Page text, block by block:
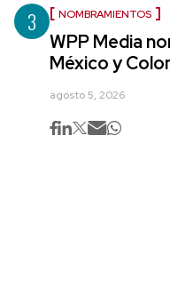
3 NOMBRAMIENTOS
WPP Media
México y
agosto 5, 2026